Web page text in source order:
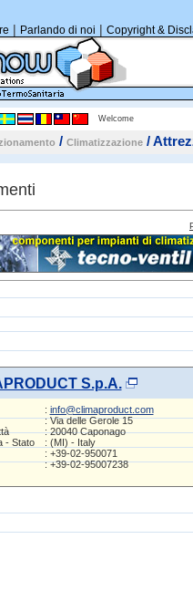
| Parlando di noi | Copyright &
Welcome
/ Climatizzazione /
S.p.A.
: info@climaproduct.com
: Via delle Gerole 15
: 20040 Caponago
- Stato
: (MI) - Italy
: +39-02-950071
: +39-02-95007238